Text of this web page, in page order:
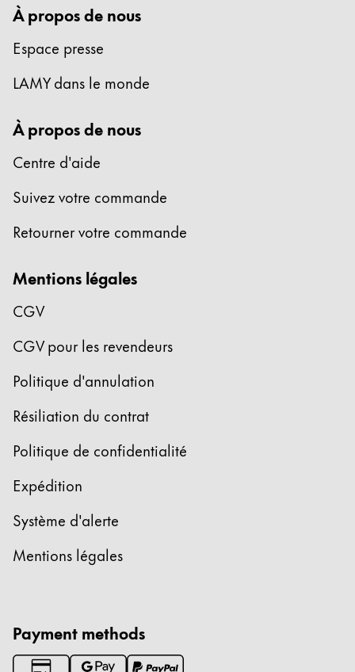
Qualité
Design
Responsabilité
Carrière
À propos de votre commande
FR/MF
Global
La région « Global » couvre les pays où Lamy
Europe
Cette région répertorie les pays et les langues
Greece
Ελληνικά
Poland
polski
Romania
română
Sweden
svenska
Amérique centrale & Caraïbes
Cette région répertorie les pays et les langues
À propos de nous
Espace presse
LAMY dans le monde
À propos de nous
Centre d'aide
Suivez votre commande
Retourner votre commande
Mentions légales
CGV
CGV pour les revendeurs
Politique d'annulation
Résiliation du contrat
Politique de confidentialité
Expédition
Système d'alerte
Mentions légales
Payment methods